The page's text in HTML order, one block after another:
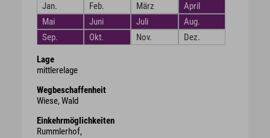
Jan.
Feb. März
April
Mai
Juni Juli
Aug.
Sep.
Okt. Nov. Dez.
Lage
mittlerelage
Wegbeschaffenheit
Wiese, Wald
Einkehrmöglichkeiten
Rummlerhof,